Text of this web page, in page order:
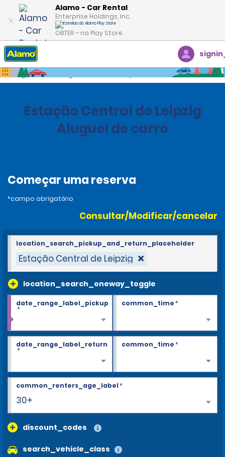
Alamo - Car Rental
Enterprise Holdings, Inc.
OBTER – na Play Store
Página inicial
Estação Central de Leipzig
Aluguel de carro
Começar uma reserva
*campo obrigatório
Consultar/Modificar/cancelar
Estação Central de Leipzig
location_search_oneway_toggle
location_search_pickup_and_return_placeholder
date_range_label_pickup
*
common_time*
date_range_label_return
*
common_time*
30+
common_renters_age_label*
discount_codes
search_vehicle_class